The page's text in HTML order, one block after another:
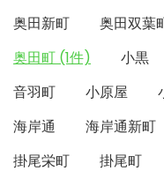
奥田新町
奥田双葉
奥田町 (1件)
小黒
音羽町
小原屋
海岸通
海岸通新町
掛尾栄町
掛尾町